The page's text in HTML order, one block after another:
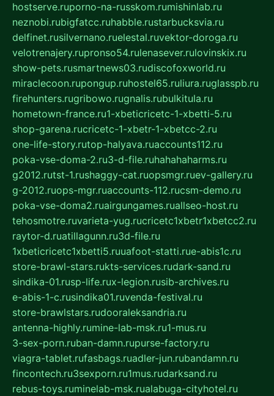
hostserve.ruporno-na-russkom.rumishinlab.ru
neznobi.rubigfatcc.ruhabble.rustarbucksvia.ru
delfinet.rusilvernano.ruelestal.ruvektor-doroga.ru
velotrenajery.rupronso54.rulenasever.rulovinskix.ru
show-pets.rusmartnews03.rudiscofoxworld.ru
miraclecoon.rupongup.ruhostel65.ruliura.ruglasspb.ru
firehunters.rugribowo.rugnalis.rubulkitula.ru
hometown-france.ru1-xbeticricetc-1-xbetti-5.ru
shop-garena.rucricetc-1-xbetr-1-xbetcc-2.ru
one-life-story.rutop-halyava.ruaccounts112.ru
poka-vse-doma-2.ru3-d-file.ruhahahaharms.ru
g2012.rutst-1.rushaggy-cat.ruopsmgr.ruev-gallery.ru
g-2012.ruops-mgr.ruaccounts-112.rucsm-demo.ru
poka-vse-doma2.ruairgungames.ruallseo-host.ru
tehosmotre.ruvarieta-yug.rucricetc1xbetr1xbetcc2.ru
raytor-d.ruatillagunn.ru3d-file.ru
1xbeticricetc1xbetti5.ruuafoot-statti.rue-abis1c.ru
store-brawl-stars.rukts-services.rudark-sand.ru
sindika-01.rusp-life.rux-legion.rusib-archives.ru
e-abis-1-c.rusindika01.ruvenda-festival.ru
store-brawlstars.rudooraleksandria.ru
antenna-highly.rumine-lab-msk.ru1-mus.ru
3-sex-porn.ruban-damn.rupurse-factory.ru
viagra-tablet.rufasbags.ruadler-jun.rubandamn.ru
fincontech.ru3sexporn.ru1mus.rudarksand.ru
rebus-toys.ruminelab-msk.rualabuga-cityhotel.ru